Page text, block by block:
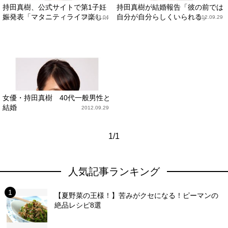
持田真樹、公式サイトで第1子妊
娠発表「マタニティライフ楽し...
2013.03.04
持田真樹が結婚報告「彼の前では
自分が自分らしくいられる」2012.09.29
女優・持田真樹 40代一般男性と
結婚
2012.09.29
1/1
人気記事ランキング
【夏野菜の王様！】苦みがクセになる！ピーマンの
絶品レシピ8選